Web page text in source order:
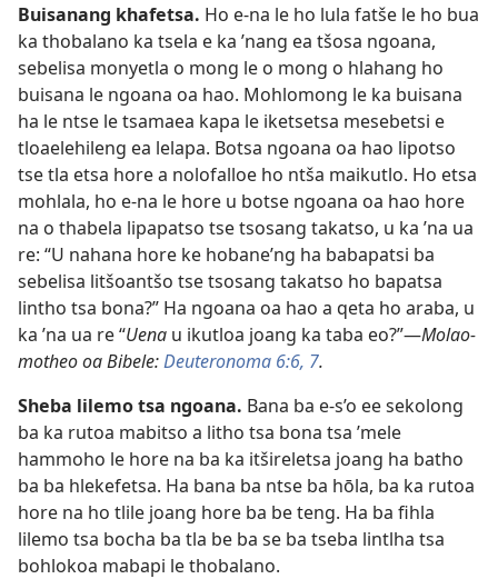
Buisanang khafetsa. Ho e-na le ho lula fatše le ho bua
ka thobalano ka tsela e ka ’nang ea tšosa ngoana,
sebelisa monyetla o mong le o mong o hlahang ho
buisana le ngoana oa hao. Mohlomong le ka buisana
ha le ntse le tsamaea kapa le iketsetsa mesebetsi e
tloaelehileng ea lelapa. Botsa ngoana oa hao lipotso
tse tla etsa hore a nolofalloe ho ntša maikutlo. Ho etsa
mohlala, ho e-na le hore u botse ngoana oa hao hore
na o thabela lipapatso tse tsosang takatso, u ka ’na ua
re: “U nahana hore ke hobane’ng ha babapatsi ba
sebelisa litšoantšo tse tsosang takatso ho bapatsa
lintho tsa bona?” Ha ngoana oa hao a qeta ho araba, u
ka ’na ua re “Uena u ikutloa joang ka taba eo?”—Molao-
motheo oa Bibele:Deuteronoma 6:6, 7.
Sheba lilemo tsa ngoana. Bana ba e-s’o ee sekolong
ba ka rutoa mabitso a litho tsa bona tsa ’mele
hammoho le hore na ba ka itšireletsa joang ha batho
ba ba hlekefetsa. Ha bana ba ntse ba hōla, ba ka rutoa
hore na ho tlile joang hore ba be teng. Ha ba fihla
lilemo tsa bocha ba tla be ba se ba tseba lintlha tsa
bohlokoa mabapi le thobalano.